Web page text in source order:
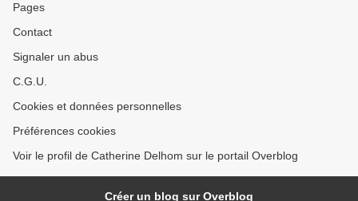
Pages
Contact
Signaler un abus
C.G.U.
Cookies et données personnelles
Préférences cookies
Voir le profil de Catherine Delhom sur le portail Overblog
Créer un blog sur Overblog